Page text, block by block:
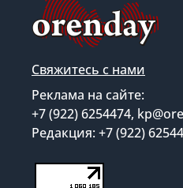
Свяжитесь с нами
Реклама на сайте:
+7 (922) 6254474,
Редакция: +7 (922)